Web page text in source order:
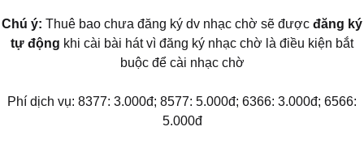
Chú ý: Thuê bao chưa đăng ký dv nhạc chờ sẽ được đăng ký
tự động khi cài bài hát vì đăng ký nhạc chờ là điều kiện bắt
buộc để cài nhạc chờ
Phí dịch vụ: 8377: 3.000đ; 8577: 5.000đ; 6366: 3.000đ; 6566:
5.000đ